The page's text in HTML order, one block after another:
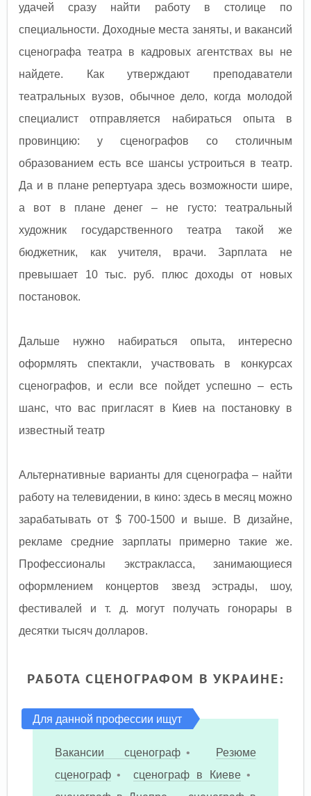
удачей сразу найти работу в столице по
специальности. Доходные места заняты, и вакансий
сценографа театра в кадровых агентствах вы не
найдете. Как утверждают преподаватели
театральных вузов, обычное дело, когда молодой
специалист отправляется набираться опыта в
провинцию: у сценографов со столичным
образованием есть все шансы устроиться в театр.
Да и в плане репертуара здесь возможности шире,
а вот в плане денег – не густо: театральный
художник государственного театра такой же
бюджетник, как учителя, врачи. Зарплата не
превышает 10 тыс. руб. плюс доходы от новых
постановок.
Дальше нужно набираться опыта, интересно
оформлять спектакли, участвовать в конкурсах
сценографов, и если все пойдет успешно – есть
шанс, что вас пригласят в Киев на постановку в
известный театр
Альтернативные варианты для сценографа – найти
работу на телевидении, в кино: здесь в месяц можно
зарабатывать от $ 700-1500 и выше. В дизайне,
рекламе средние зарплаты примерно такие же.
Профессионалы экстракласса, занимающиеся
оформлением концертов звезд эстрады, шоу,
фестивалей и т. д. могут получать гонорары в
десятки тысяч долларов.
РАБОТА СЦЕНОГРАФОМ В УКРАИНЕ:
Для данной профессии ищут
Вакансии сценограф •
Резюме
сценограф • сценограф в Киеве •